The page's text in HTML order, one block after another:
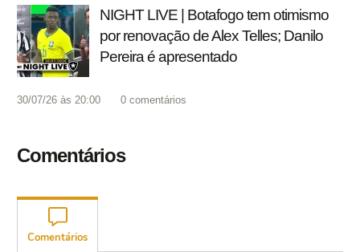
NIGHT LIVE | Botafogo tem otimismo
por renovação de Alex Telles; Danilo
Pereira é apresentado
30/07/26 às 20:00 0 comentários
Comentários